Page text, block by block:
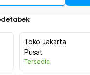
Toko Jakarta
Pusat
Tersedia